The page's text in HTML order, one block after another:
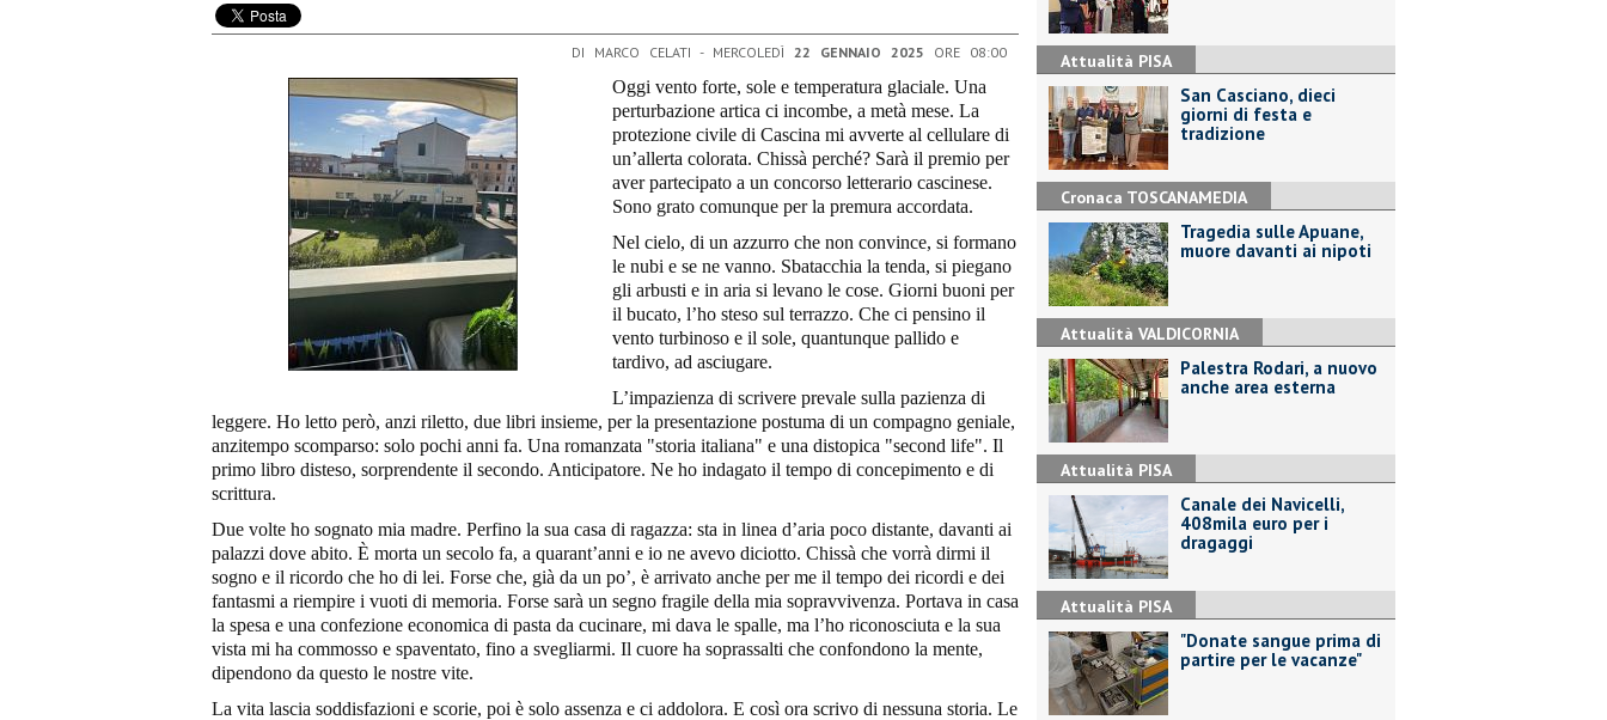
DI MARCO CELATI - MERCOLEDÌ 22 GENNAIO 2025 ORE 08:00
Oggi vento forte, sole e temperatura glaciale. Una
perturbazione artica ci incombe, a metà mese. La
protezione civile di Cascina mi avverte al cellulare di
un’allerta colorata. Chissà perché? Sarà il premio per
aver partecipato a un concorso letterario cascinese.
Sono grato comunque per la premura accordata.
Nel cielo, di un azzurro che non convince, si formano
le nubi e se ne vanno. Sbatacchia la tenda, si piegano
gli arbusti e in aria si levano le cose. Giorni buoni per
il bucato, l’ho steso sul terrazzo. Che ci pensino il
vento turbinoso e il sole, quantunque pallido e
tardivo, ad asciugare.
L’impazienza di scrivere prevale sulla pazienza di
leggere. Ho letto però, anzi riletto, due libri insieme, per la presentazione postuma di un compagno geniale,
anzitempo scomparso: solo pochi anni fa. Una romanzata "storia italiana" e una distopica "second life". Il
primo libro disteso, sorprendente il secondo. Anticipatore. Ne ho indagato il tempo di concepimento e di
scrittura.
Due volte ho sognato mia madre. Perfino la sua casa di ragazza: sta in linea d’aria poco distante, davanti ai
palazzi dove abito. È morta un secolo fa, a quarant’anni e io ne avevo diciotto. Chissà che vorrà dirmi il
sogno e il ricordo che ho di lei. Forse che, già da un po’, è arrivato anche per me il tempo dei ricordi e dei
fantasmi a riempire i vuoti di memoria. Forse sarà un segno fragile della mia sopravvivenza. Portava in casa
la spesa e una confezione economica di pasta da cucinare, mi dava le spalle, ma l’ho riconosciuta e la sua
vista mi ha commosso e spaventato, fino a svegliarmi. Il cuore ha soprassalti che confondono la mente,
dipendono da questo le nostre vite.
La vita lascia soddisfazioni e scorie, poi è solo assenza e ci addolora. E così ora scrivo di nessuna storia. Le
Attualità PISA
San Casciano, dieci
giorni di festa e
tradizione
Cronaca TOSCANAMEDIA
Tragedia sulle Apuane,
muore davanti ai nipoti
Attualità VALDICORNIA
Palestra Rodari, a nuovo
anche area esterna
Attualità PISA
Canale dei Navicelli,
408mila euro per i
dragaggi
Attualità PISA
"Donate sangue prima di
partire per le vacanze"